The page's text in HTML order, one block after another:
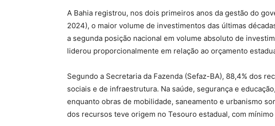
A Bahia registrou, nos dois primeiros anos da gestão do
2024), o maior volume de investimentos das últimas
a segunda posição nacional em volume absoluto de
liderou proporcionalmente em relação ao orçamento
Segundo a Secretaria da Fazenda (Sefaz-BA), 88,4% dos
sociais e de infraestrutura. Na saúde, segurança e
enquanto obras de mobilidade, saneamento e urbanismo
dos recursos teve origem no Tesouro estadual, com